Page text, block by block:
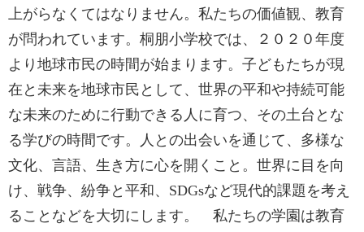
上がらなくてはなりません。私たちの価値観、教育
が問われています。桐朋小学校では、２０２０年度
より地球市民の時間が始まります。子どもたちが現
在と未来を地球市民として、世界の平和や持続可能
な未来のために行動できる人に育つ、その土台とな
る学びの時間です。人との出会いを通じて、多様な
文化、言語、生き方に心を開くこと。世界に目を向
け、戦争、紛争と平和、SDGsなど現代的課題を考え
ることなどを大切にします。 私たちの学園は教育